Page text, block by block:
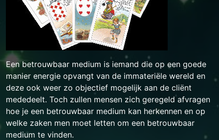
Een betrouwbaar medium is iemand die op een goede
manier energie opvangt van de immateriële wereld en
deze ook weer zo objectief mogelijk aan de cliënt
mededeelt. Toch zullen mensen zich geregeld afvragen
hoe je een betrouwbaar medium kan herkennen en op
welke zaken men moet letten om een betrouwbaar
medium te vinden.